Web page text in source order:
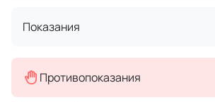
Показания
Противопоказания